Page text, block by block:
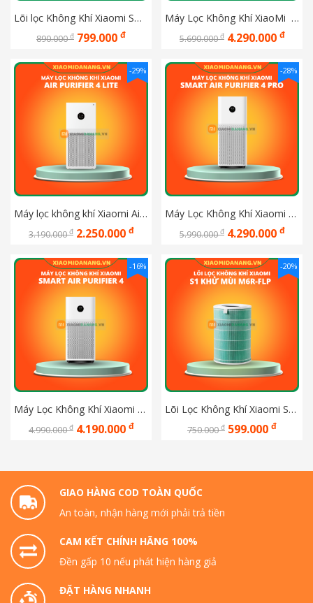
Lõi lọc Không Khí Xiaomi Smart Air Purifier 4 Lite
890.000đ 799.000 đ
Máy Lọc Không Khí XiaoMi  Air Purifier 4 Pro - Bản Quốc tế  - Bảo hành chính hãng Digiworld 12 tháng
5.690.000đ 4.290.000 đ
Máy lọc không khí Xiaomi Air Purifier 4 Lite  - Bảo hành chính hãng Digiworld 12 tháng
3.190.000đ 2.250.000 đ
-29%
Máy Lọc Không Khí Xiaomi Mi Air Purifier 4 Pro - Hàng Digiworld Bảo Hành 12 Tháng
5.990.000đ 4.290.000 đ
-28%
Máy Lọc Không Khí Xiaomi Air Purifier 4 BHR5096GL - Bản Quốc Tế  - Hàng Digiworld - Bảo  hành 12 tháng
4.990.000đ 4.190.000 đ
-16%
Lõi Lọc Không Khí Xiaomi S1 khử mùi M6R-FLP
750.000đ 599.000 đ
-20%
GIAO HÀNG COD TOÀN QUỐC
An toàn, nhận hàng mới phải trả tiền
CAM KẾT CHÍNH HÃNG 100%
Đền gấp 10 nếu phát hiện hàng giả
ĐẶT HÀNG NHANH